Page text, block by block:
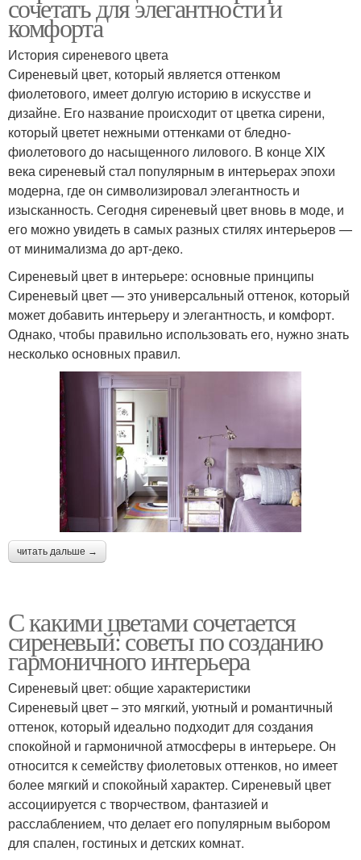
сочетать для элегантности и
комфорта
История сиреневого цвета
Сиреневый цвет, который является оттенком
фиолетового, имеет долгую историю в искусстве и
дизайне. Его название происходит от цветка сирени,
который цветет нежными оттенками от бледно-
фиолетового до насыщенного лилового. В конце XIX
века сиреневый стал популярным в интерьерах эпохи
модерна, где он символизировал элегантность и
изысканность. Сегодня сиреневый цвет вновь в моде, и
его можно увидеть в самых разных стилях интерьеров —
от минимализма до арт-деко.
Сиреневый цвет в интерьере: основные принципы
Сиреневый цвет — это универсальный оттенок, который
может добавить интерьеру и элегантность, и комфорт.
Однако, чтобы правильно использовать его, нужно знать
несколько основных правил.
читать дальше →
С какими цветами сочетается
сиреневый: советы по созданию
гармоничного интерьера
Сиреневый цвет: общие характеристики
Сиреневый цвет – это мягкий, уютный и романтичный
оттенок, который идеально подходит для создания
спокойной и гармоничной атмосферы в интерьере. Он
относится к семейству фиолетовых оттенков, но имеет
более мягкий и спокойный характер. Сиреневый цвет
ассоциируется с творчеством, фантазией и
расслаблением, что делает его популярным выбором
для спален, гостиных и детских комнат.